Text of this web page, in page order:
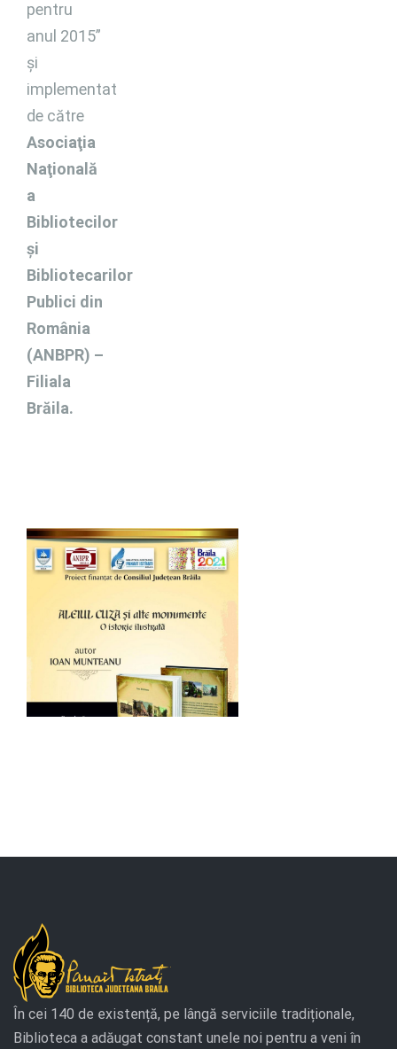
pentru
anul 2015”
şi
implementat
de către
Asociaţia
Naţională
a
Bibliotecilor
şi
Bibliotecarilor
Publici din
România
(ANBPR) –
Filiala
Brăila.
În cei 140 de existență, pe lângă serviciile tradiționale,
Biblioteca a adăugat constant unele noi pentru a veni în